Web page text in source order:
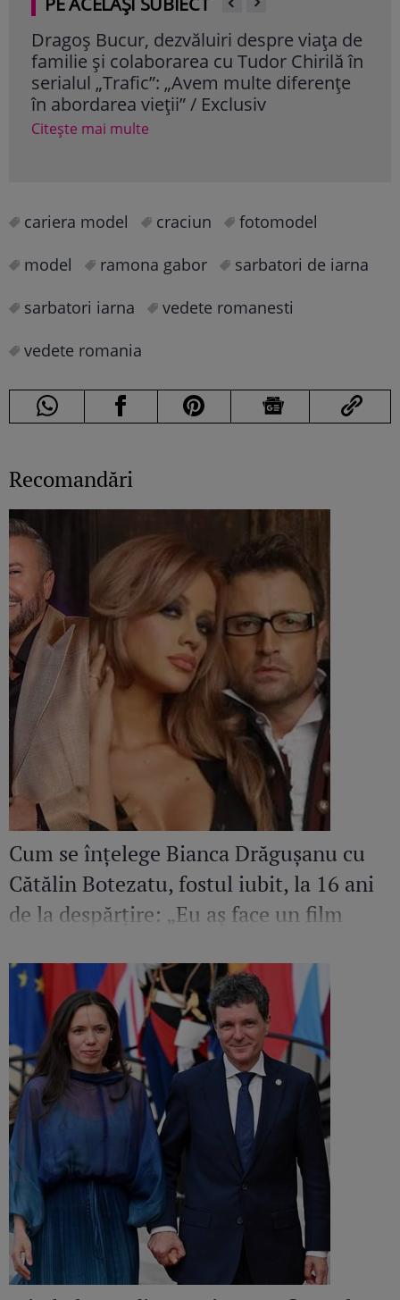
Dragoș Bucur, dezvăluiri despre viața de
familie și colaborarea cu Tudor Chirilă în
serialul „Trafic”: „Avem multe diferențe
în abordarea vieții” / Exclusiv
Citește mai multe
cariera model craciun
fotomodel
model
ramona gabor
sarbatori de iarna
sarbatori iarna
vedete romanesti
vedete romania
Recomandări
Cum se înțelege Bianca Drăgușanu cu
Cătălin Botezatu, fostul iubit, la 16 ani
de la despărțire: „Eu aș face un film
cunosc un om de calitatea aceasta”